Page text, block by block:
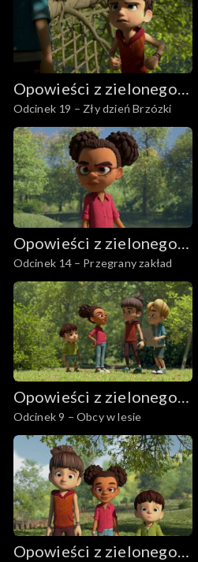
Opowieści z zielonego
lasu
Odcinek 19 – Zły dzień Brzózki
Opowieści z zielonego
lasu
Odcinek 14 – Przegrany zakład
Opowieści z zielonego
lasu
Odcinek 9 – Obcy w lesie
Opowieści z zielonego